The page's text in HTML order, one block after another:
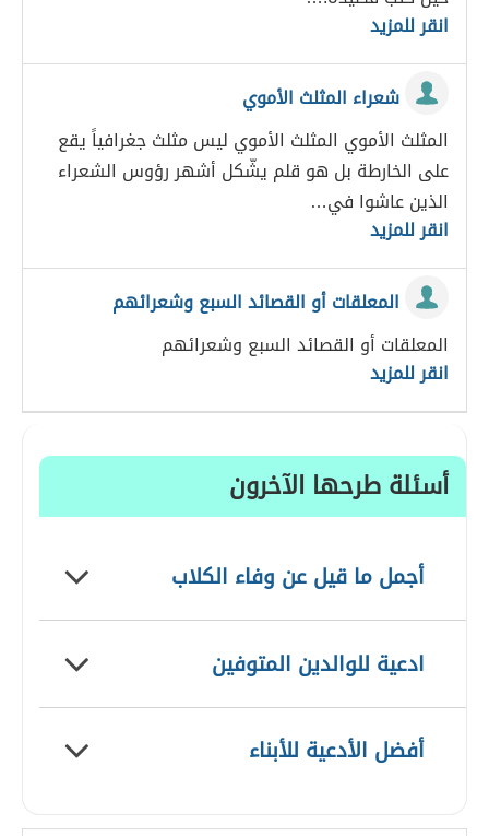
انقر للمزيد
شعراء المثلث الأموي
المثلث الأموي المثلث الأموي ليس مثلث جغرافياً يقع
على الخارطة بل هو قلم يشّكل أشهر رؤوس الشعراء
الذين عاشوا في…
انقر للمزيد
المعلقات أو القصائد السبع وشعرائهم
المعلقات أو القصائد السبع وشعرائهم
انقر للمزيد
أسئلة طرحها الآخرون
أجمل ما قيل عن وفاء الكلاب
ادعية للوالدين المتوفين
أفضل الأدعية للأبناء